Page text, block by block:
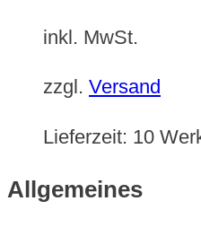
inkl. MwSt.
zzgl. Versand
Lieferzeit: 10
Allgemeines